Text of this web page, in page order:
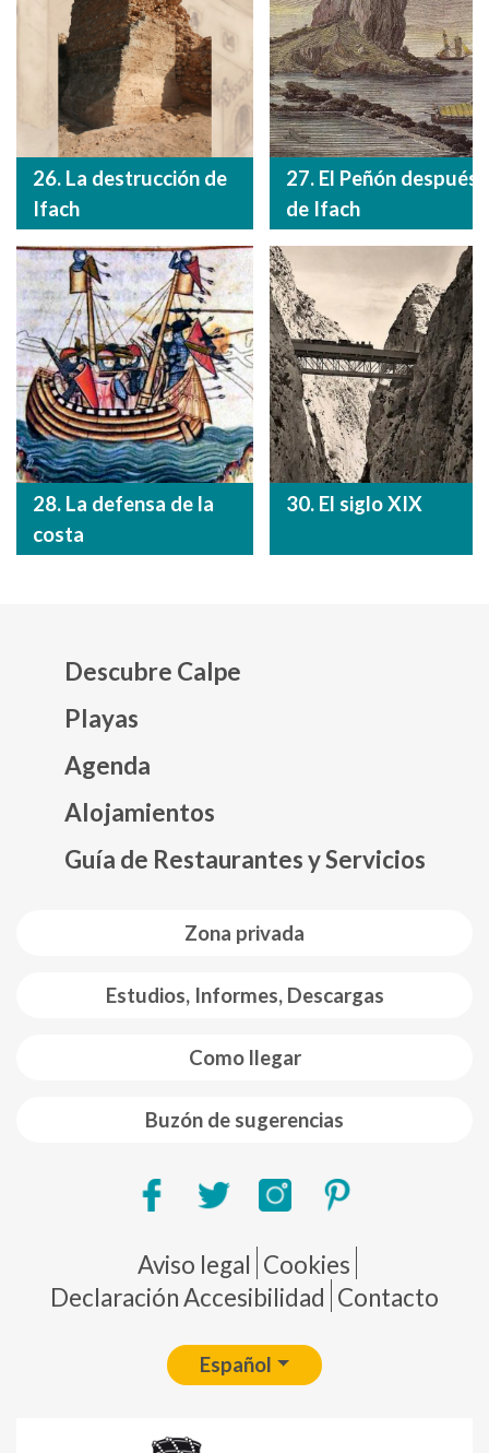
26. La destrucción de
Ifach
27. El Peñón después
de Ifach
28. La defensa de la
costa
30. El siglo XIX
Zona privada
Estudios, Informes, Descargas
Como llegar
Buzón de sugerencias
Descubre Calpe
Playas
Agenda
Alojamientos
Guía de Restaurantes y Servicios
Pie de página
Aviso legal Cookies
Declaración Accesibilidad Contacto
Español